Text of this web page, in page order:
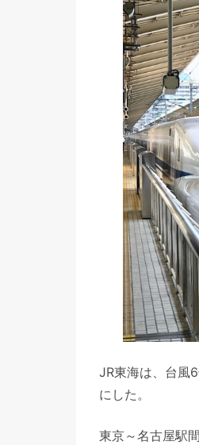
JR東海は、台風
にした。
東京～名古屋駅